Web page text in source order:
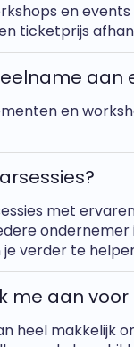
en
ticketprijs
aan
en
met
verder te
me aan
heel makkelijk